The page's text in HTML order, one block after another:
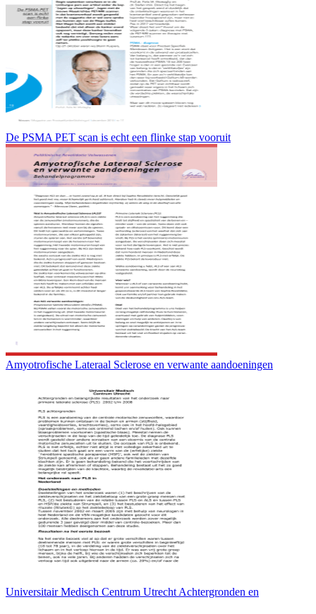
De PSMA PET scan is echt een flinke stap vooruit
Amyotrofische Lateraal Sclerose en verwante aandoeningen
Universitair Medisch Centrum Utrecht Achtergronden en